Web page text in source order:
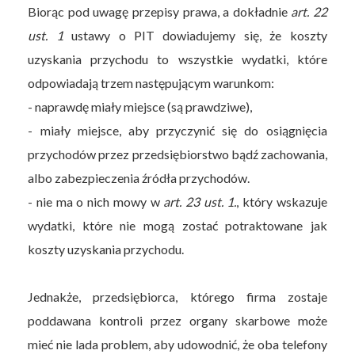
Biorąc pod uwagę przepisy prawa, a dokładnie art. 22
ust. 1ustawy o PIT dowiadujemy się, że koszty
uzyskania przychodu to wszystkie wydatki, które
odpowiadają trzem następującym warunkom:
- naprawdę miały miejsce (są prawdziwe),
- miały miejsce, aby przyczynić się do osiągnięcia
przychodów przez przedsiębiorstwo bądź zachowania,
albo zabezpieczenia źródła przychodów.
- nie ma o nich mowy w art. 23 ust. 1., który wskazuje
wydatki, które nie mogą zostać potraktowane jak
koszty uzyskania przychodu.
Jednakże, przedsiębiorca, którego firma zostaje
poddawana kontroli przez organy skarbowe może
mieć nie lada problem, aby udowodnić, że oba telefony